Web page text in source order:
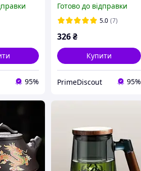
для
95%
Ardesto
Готово до відправки
5.0 (7)
326₴
Купити
PrimeDiscout 95%